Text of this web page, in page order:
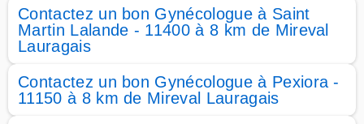
Contactez un bon Gynécologue à Saint
Martin Lalande - 11400 à 8 km de Mireval
Lauragais
Contactez un bon Gynécologue à Pexiora -
11150 à 8 km de Mireval Lauragais